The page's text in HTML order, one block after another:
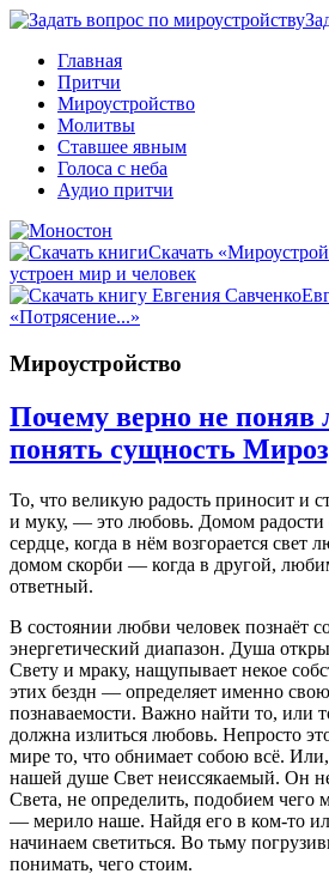
Главная
Притчи
Мироустройство
Молитвы
Ставшее явным
Голоса с неба
Аудио притчи
Скачать
устроен мир и человек
«Потрясение...»
Мироустройство
Почему верно не поняв
понять сущность
То, что великую радость приносит и
и муку, — это любовь. Домом радости
сердце, когда в нём возгорается свет
домом скорби — когда в другой,
ответный.
В состоянии любви человек познаёт
энергетический диапазон. Душа
Свету и мраку, нащупывает некое
этих бездн — определяет именно
познаваемости. Важно найти то, или
должна излиться любовь. Непросто
мире то, что обнимает собою всё.
нашей душе Свет неиссякаемый. Он
Света, не определить, подобием
— мерило наше. Найдя его в ком-то
начинаем светиться. Во тьму
понимать, чего стоим.